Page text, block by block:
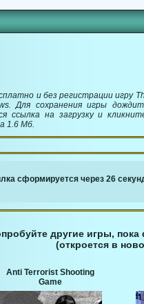
и без регистрации игру
Для сохранения игры
ссылка на загрузку и
1.6 Мб.
сформируется через 26
другие игры,
(откроется в
Anti Terrorist Shooting
Game